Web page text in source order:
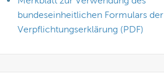
bundeseinheitlichen Formulars der
Verpflichtungserklärung (PDF)